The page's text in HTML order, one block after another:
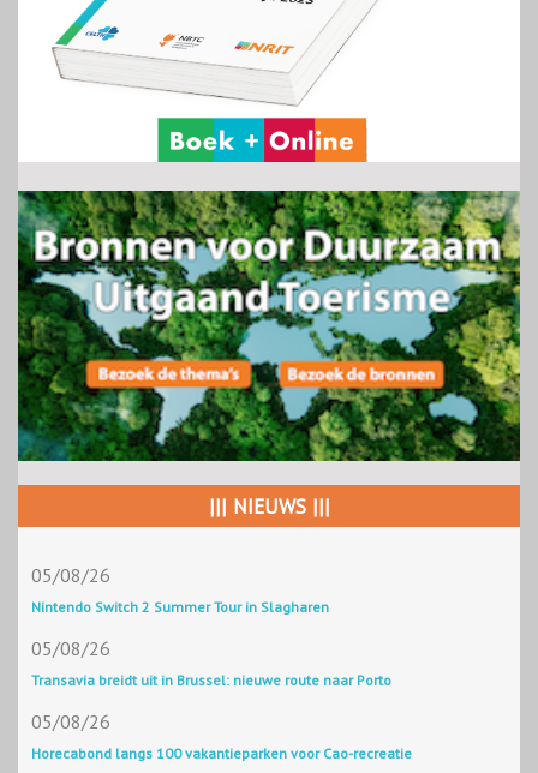
||| NIEUWS |||
05/08/26
Nintendo Switch 2 Summer Tour in Slagharen
05/08/26
Transavia breidt uit in Brussel: nieuwe route naar Porto
05/08/26
Horecabond langs 100 vakantieparken voor Cao-recreatie